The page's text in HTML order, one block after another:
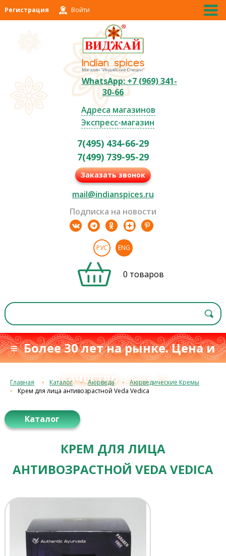
Регистрация Войти
WhatsApp: +7 (969) 341-
30-66
Адреса магазинов
Экспресс-магазин
7(495) 434-66-29
7(499) 739-95-29
Заказать звонок
mail@indianspices.ru
Подписка на новости
РУС ENG
0 товаров
≡ Более 30 лет на рынке. Цена и
качество с 1993 г.≡
Главная Каталог Аюрведа
Аюрведические Кремы
Крем для лица антивозрастной Veda Vedica
Каталог
КРЕМ ДЛЯ ЛИЦА
АНТИВОЗРАСТНОЙ VEDA VEDICA